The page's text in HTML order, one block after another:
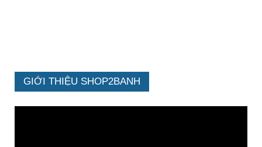
GIỚI THIỆU SHOP2BANH